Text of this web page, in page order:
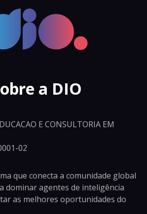
a DIO
E CONSULTORIA EM
02
que conecta a comunidade global
dominar agentes de inteligência
as melhores oportunidades do